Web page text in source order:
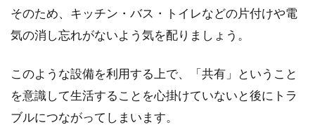
頃になるのか？
トあるいは事務所・店舗を解約して退去する
と、入居時に預...
そのため、キッチン・バス・トイレなどの片付けや電
気の消し忘れがないよう気を配りましょう。
このような設備を利用する上で、「共有」ということ
を意識して生活することを心掛けていないと後にトラ
ブルにつながってしまいます。